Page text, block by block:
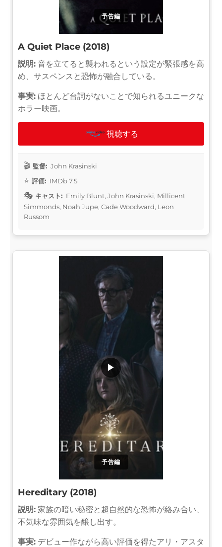
予告編
A Quiet Place (2018)
説明: 音を立てると襲われるという設定が緊張感を高
め、サスペンスと恐怖が融合している。
事実: ほとんど台詞がないことで知られるユニークな
ホラー映画。
視聴する
監督: John Krasinski
評価: IMDb 7.5
キャスト: Emily Blunt, John Krasinski, Millicent
Simmonds, Noah Jupe, Cade Woodward, Leon
Russom
予告編
▶
Hereditary (2018)
説明: 家族の暗い秘密と超自然的な恐怖が絡み合い、
不気味な雰囲気を醸し出す。
事実: デビュー作ながら高い評価を得たアリ・アスタ